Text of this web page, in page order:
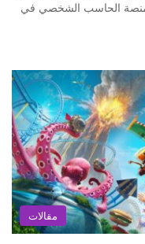
منصة الحاسب الشخصي في
مقالات